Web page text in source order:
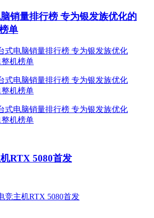
销量排行榜 专为银发族优化的
单
RTX 5080首发